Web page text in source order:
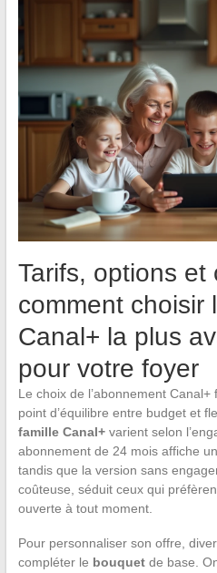
Tarifs, options et
comment choisir
Canal+ la plus
pour votre foyer
Le choix de l’abonnement
point d’équilibre entre budget et
famille Canal+varient selon
abonnement de 24 mois affiche un
tandis que la version sans
coûteuse, séduit ceux qui
ouverte à tout moment.
Pour personnaliser son offre,
compléter le bouquetde base.